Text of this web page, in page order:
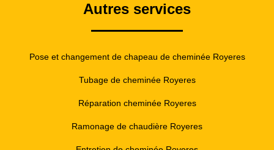
Autres services
Pose et changement de chapeau de cheminée Royeres
Tubage de cheminée Royeres
Réparation cheminée Royeres
Ramonage de chaudière Royeres